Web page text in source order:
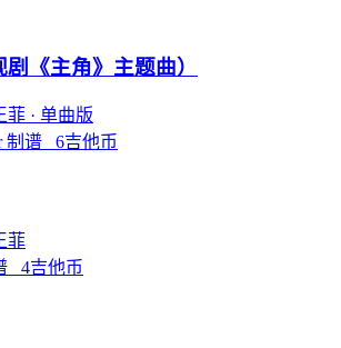
剧《主角》主题曲）
菲 · 单曲版
制谱 6吉他币
菲
4吉他币